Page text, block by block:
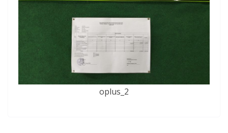
oplus_2